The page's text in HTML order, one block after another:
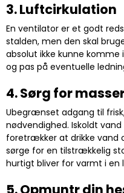
3. Luftcirkulation
En ventilator er et godt
stalden, men den skal
absolut ikke kunne
og pas på eventuelle
4. Sørg for
Ubegrænset adgang til
nødvendighed. Iskoldt
foretrækker at drikke vand
sørge for en tilstrækkelig
hurtigt bliver for varmt i en